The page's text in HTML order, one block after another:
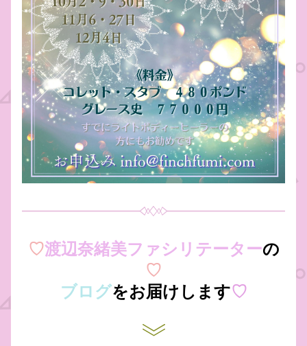
♡渡辺奈緒美ファシリテーターの
♡
ブログをお届けします♡